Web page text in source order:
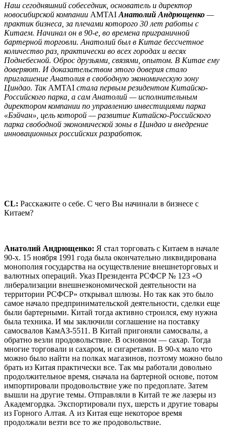
Наш сегодняшний собеседник, основатель и директор
новосибирской компании AMTAI Анатолий Андрющенко —
практик бизнеса, за плечами которого 30 лет работы с
Китаем. Начинал он в 90-е, во времена приграничной
бартерной торговли. Анатолий был в Китае бессчетное
количество раз, практически во всех городах и весях
Поднебесной. Оброс друзьями, связями, опытом. В Китае ему
доверяют. И доказательством этого доверия стало
приглашение Анатолия в свободную экономическую зону
Циндао. Так AMTAI стала первым резидентом Китайско-
Российского парка, а сам Анатолий — исполнительным
директором компании по управлению инвестициями парка
«Бэйчан», цель которой — развитие Китайско-Российского
парка свободной экономической зоны в Циндао и внедрение
инновационных российских разработок.
CL: Расскажите о себе. С чего Вы начинали в бизнесе с
Китаем?
Анатолий Андрющенко: Я стал торговать с Китаем в начале
90-х. 15 ноября 1991 года была окончательно ликвидирована
монополия государства на осуществление внешнеторговых и
валютных операций. Указ Президента РСФСР № 123 «О
либерализации внешнеэкономической деятельности на
территории РСФСР» открывал шлюзы. Но так как это было
самое начало предпринимательской деятельности, сделки еще
были бартерными. Китай тогда активно строился, ему нужна
была техника. И мы заключили соглашение на поставку
самосвалов КамАЗ-5511. В Китай пригоняли самосвалы, а
обратно везли продовольствие. В основном — сахар. Тогда
многие торговали и сахаром, и сигаретами. В 90-х мало что
можно было найти на полках магазинов, поэтому можно было
брать из Китая практически все. Так мы работали довольно
продолжительное время, сначала на бартерной основе, потом
импортировали продовольствие уже по предоплате. Затем
вышли на другие темы. Отправляли в Китай те же лазеры из
Академгордка. Экспортировали пух, шерсть и другие товары
из Горного Алтая. А из Китая еще некоторое время
продолжали везти все то же продовольствие.